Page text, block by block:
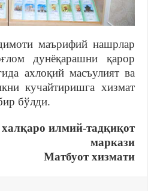
маърифий нашрлар
дунёқарашни қарор
ахлоқий масъулият ва
кучайтиришга хизмат
бўлди.
илмий-тадқиқот
маркази
Матбуот хизмати